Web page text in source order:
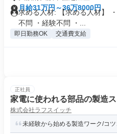
月給31万円～36万8000円
求める人材: 【求める人材】
不問 ・経験不問 ・...
即日勤務OK 交通費支給
正社員
家電に使われる部品の製造
株式会社ラフスイッチ
未経験から始める製造ワーク/コ